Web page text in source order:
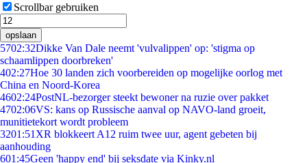
Scrollbar gebruiken
opslaan
5702:32Dikke Van Dale neemt 'vulvalippen' op: 'stigma op
schaamlippen doorbreken'
402:27Hoe 30 landen zich voorbereiden op mogelijke oorlog met
China en Noord-Korea
4602:24PostNL-bezorger steekt bewoner na ruzie over pakket
4702:06VS: kans op Russische aanval op NAVO-land groeit,
munitietekort wordt probleem
3201:51 XR blokkeert A12 ruim twee uur, agent gebeten bij
aanhouding
601:45Geen 'happy end' bij seksdate via Kinky.nl